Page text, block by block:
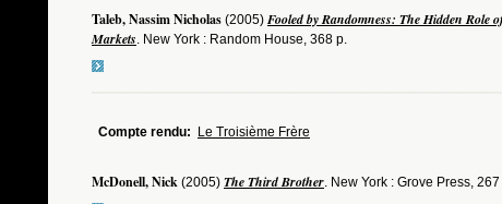
Taleb, Nassim Nicholas (2005) Fooled by Randomness: The Hidden Role
Markets. New York : Random House, 368 p.
Compte rendu: Le Troisième Frère
McDonell, Nick (2005) The Third Brother. New York : Grove Press, 267